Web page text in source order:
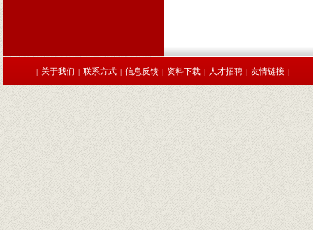
| 关于我们 | 联系方式 | 信息反馈 | 资料下载 | 人才招聘 | 友情链接 |